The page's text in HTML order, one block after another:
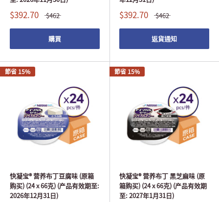
$392.70 $462
購買
$392.70 $462
返貨通知
節省 15%
快凝宝® 营养布丁豆腐味 (原箱
购买) (24 x 66克) (产品有效期至:
2026年12月31日)
節省 15%
快凝宝® 营养布丁 黑芝麻味 (原
箱购买) (24 x 66克) (产品有效期
至: 2027年1月31日)